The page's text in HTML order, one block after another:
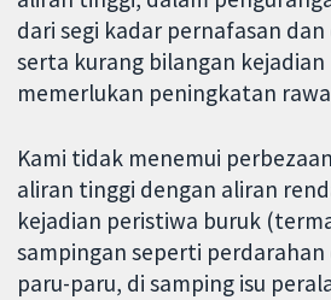
dari segi kadar pernafasan
serta kurang bilangan kejadian
memerlukan peningkatan
Kami tidak menemui
aliran tinggi dengan aliran
kejadian peristiwa buruk
sampingan seperti
paru-paru, di samping isu